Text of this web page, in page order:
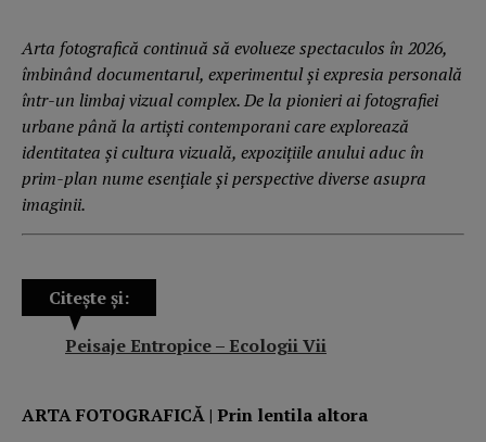
Arta fotografică continuă să evolueze spectaculos în 2026,
îmbinând documentarul, experimentul și expresia personală
într-un limbaj vizual complex. De la pionieri ai fotografiei
urbane până la artiști contemporani care explorează
identitatea și cultura vizuală, expozițiile anului aduc în
prim-plan nume esențiale și perspective diverse asupra
imaginii.
Citește și:
Peisaje Entropice – Ecologii Vii
ARTA FOTOGRAFICĂ | Prin lentila altora